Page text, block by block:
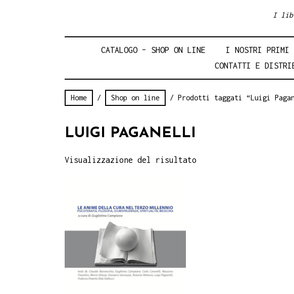
I
CATALOGO – SHOP ON LINE I NOSTRI PRIMI
CONTATTI E
Home / Shop on line / Prodotti taggati “Luigi
LUIGI PAGANELLI
Visualizzazione del risultato